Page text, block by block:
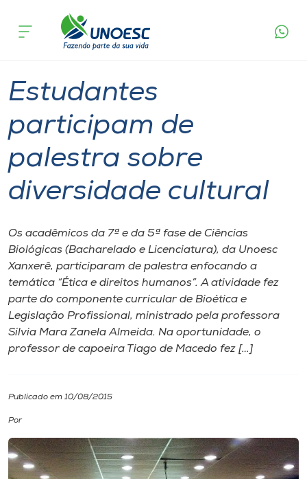
Cursos
Atendimento ao Estudante
Portal de Ensino
A
Unoesc
Internacionalização
I.nova
Cultura
CPA
acontece
Estudantes
participam de
palestra sobre
diversidade cultural
Os acadêmicos da 7ª e da 5ª fase de Ciências
Biológicas (Bacharelado e Licenciatura), da Unoesc
Xanxerê, participaram de palestra enfocando a
temática “Ética e direitos humanos”. A atividade fez
parte do componente curricular de Bioética e
Legislação Profissional, ministrado pela professora
Silvia Mara Zanela Almeida. Na oportunidade, o
professor de capoeira Tiago de Macedo fez […]
Publicado em 10/08/2015
Por